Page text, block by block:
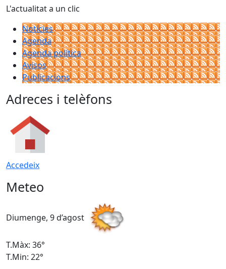
L'actualitat a un clic
Notícies
Agenda
Agenda política
Avisos
Publicacions
Adreces i telèfons
Accedeix
Meteo
Diumenge, 9 d’agost
T.Màx: 36°
T.Min: 22°